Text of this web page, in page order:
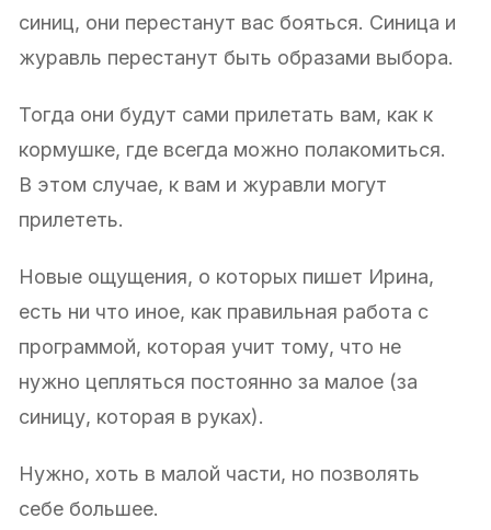
синиц, они перестанут вас бояться. Синица и
журавль перестанут быть образами выбора.
Тогда они будут сами прилетать вам, как к
кормушке, где всегда можно полакомиться.
В этом случае, к вам и журавли могут
прилететь.
Новые ощущения, о которых пишет Ирина,
есть ни что иное, как правильная работа с
программой, которая учит тому, что не
нужно цепляться постоянно за малое (за
синицу, которая в руках).
Нужно, хоть в малой части, но позволять
себе большее.